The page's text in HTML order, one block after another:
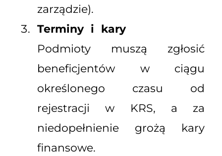
zarządzie).
Terminy i kary
Podmioty muszą zgłosić
beneficjentów w ciągu
określonego czasu od
rejestracji w KRS, a za
niedopełnienie grożą kary
finansowe.